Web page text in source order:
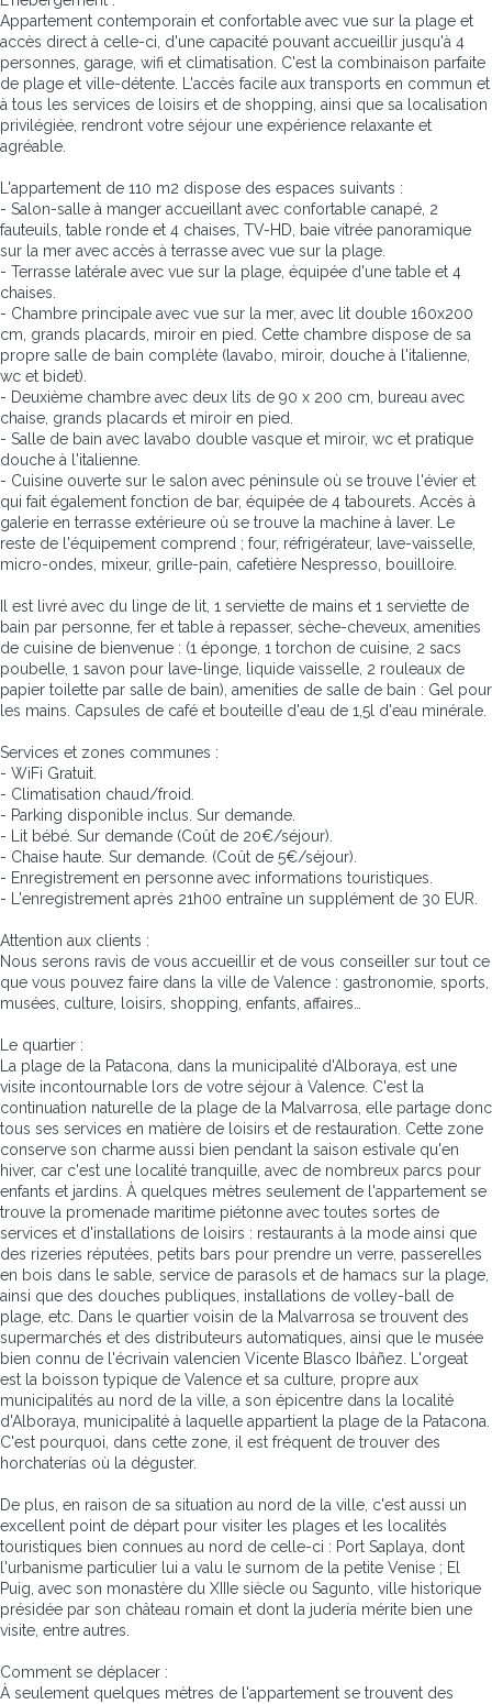
Appartement contemporain et confortable avec vue sur la plage et
accès direct à celle-ci, d'une capacité pouvant accueillir jusqu'à 4
personnes, garage, wifi et climatisation. C'est la combinaison parfaite
de plage et ville-détente. L'accès facile aux transports en commun et
à tous les services de loisirs et de shopping, ainsi que sa localisation
privilégiée, rendront votre séjour une expérience relaxante et
agréable.
L'appartement de 110 m2 dispose des espaces suivants :
- Salon-salle à manger accueillant avec confortable canapé, 2
fauteuils, table ronde et 4 chaises, TV-HD, baie vitrée panoramique
sur la mer avec accès à terrasse avec vue sur la plage.
- Terrasse latérale avec vue sur la plage, équipée d'une table et 4
chaises.
- Chambre principale avec vue sur la mer, avec lit double 160x200
cm, grands placards, miroir en pied. Cette chambre dispose de sa
propre salle de bain complète (lavabo, miroir, douche à l'italienne,
wc et bidet).
- Deuxième chambre avec deux lits de 90 x 200 cm, bureau avec
chaise, grands placards et miroir en pied.
- Salle de bain avec lavabo double vasque et miroir, wc et pratique
douche à l'italienne.
- Cuisine ouverte sur le salon avec péninsule où se trouve l'évier et
qui fait également fonction de bar, équipée de 4 tabourets. Accès à
galerie en terrasse extérieure où se trouve la machine à laver. Le
reste de l'équipement comprend ; four, réfrigérateur, lave-vaisselle,
micro-ondes, mixeur, grille-pain, cafetière Nespresso, bouilloire.
Il est livré avec du linge de lit, 1 serviette de mains et 1 serviette de
bain par personne, fer et table à repasser, sèche-cheveux, amenities
de cuisine de bienvenue : (1 éponge, 1 torchon de cuisine, 2 sacs
poubelle, 1 savon pour lave-linge, liquide vaisselle, 2 rouleaux de
papier toilette par salle de bain), amenities de salle de bain : Gel pour
les mains. Capsules de café et bouteille d'eau de 1,5l d'eau minérale.
Services et zones communes :
- WiFi Gratuit.
- Climatisation chaud/froid.
- Parking disponible inclus. Sur demande.
- Lit bébé. Sur demande (Coût de 20€/séjour).
- Chaise haute. Sur demande. (Coût de 5€/séjour).
- Enregistrement en personne avec informations touristiques.
- L'enregistrement après 21h00 entraîne un supplément de 30 EUR.
Attention aux clients :
Nous serons ravis de vous accueillir et de vous conseiller sur tout ce
que vous pouvez faire dans la ville de Valence : gastronomie, sports,
musées, culture, loisirs, shopping, enfants, affaires…
Le quartier :
La plage de la Patacona, dans la municipalité d'Alboraya, est une
visite incontournable lors de votre séjour à Valence. C'est la
continuation naturelle de la plage de la Malvarrosa, elle partage donc
tous ses services en matière de loisirs et de restauration. Cette zone
conserve son charme aussi bien pendant la saison estivale qu'en
hiver, car c'est une localité tranquille, avec de nombreux parcs pour
enfants et jardins. À quelques mètres seulement de l'appartement se
trouve la promenade maritime piétonne avec toutes sortes de
services et d'installations de loisirs : restaurants à la mode ainsi que
des rizeries réputées, petits bars pour prendre un verre, passerelles
en bois dans le sable, service de parasols et de hamacs sur la plage,
ainsi que des douches publiques, installations de volley-ball de
plage, etc. Dans le quartier voisin de la Malvarrosa se trouvent des
supermarchés et des distributeurs automatiques, ainsi que le musée
bien connu de l'écrivain valencien Vicente Blasco Ibáñez. L'orgeat
est la boisson typique de Valence et sa culture, propre aux
municipalités au nord de la ville, a son épicentre dans la localité
d'Alboraya, municipalité à laquelle appartient la plage de la Patacona.
C'est pourquoi, dans cette zone, il est fréquent de trouver des
horchaterías où la déguster.
De plus, en raison de sa situation au nord de la ville, c'est aussi un
excellent point de départ pour visiter les plages et les localités
touristiques bien connues au nord de celle-ci : Port Saplaya, dont
l'urbanisme particulier lui a valu le surnom de la petite Venise ; El
Puig, avec son monastère du XIIIe siècle ou Sagunto, ville historique
présidée par son château romain et dont la judería mérite bien une
visite, entre autres.
Comment se déplacer :
À seulement quelques mètres de l'appartement se trouvent des